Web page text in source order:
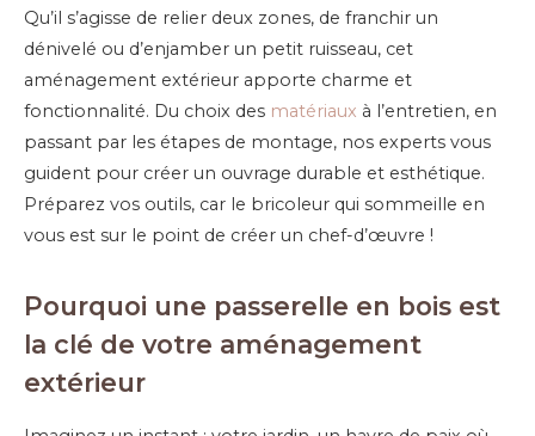
Qu’il s’agisse de relier deux zones, de franchir un
dénivelé ou d’enjamber un petit ruisseau, cet
aménagement extérieur apporte charme et
fonctionnalité. Du choix des matériaux à l’entretien, en
passant par les étapes de montage, nos experts vous
guident pour créer un ouvrage durable et esthétique.
Préparez vos outils, car le bricoleur qui sommeille en
vous est sur le point de créer un chef-d’œuvre !
Pourquoi une passerelle en bois est
la clé de votre aménagement
extérieur